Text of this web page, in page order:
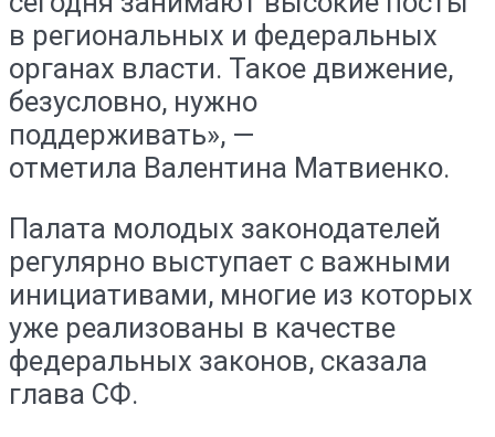
в региональных и федеральных
органах власти. Такое движение,
безусловно, нужно
поддерживать», —
отметила Валентина Матвиенко.
Палата молодых законодателей
регулярно выступает с важными
инициативами, многие из которых
уже реализованы в качестве
федеральных законов, сказала
глава СФ.